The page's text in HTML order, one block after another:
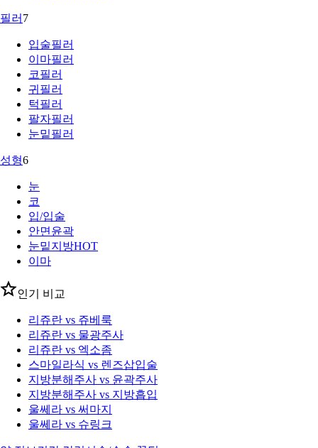
필러 7
입술필러
이마필러
코필러
귀필러
턱필러
팔자필러
눈밑필러
성형6
눈
코
입/입술
안면윤곽
눈밑지방HOT
이마
인기 비교
리쥬란 vs 쥬베룩
리쥬란 vs 물광주사
리쥬란 vs 엑소좀
스마일라식 vs 렌즈삽입술
지방분해주사 vs 윤곽주사
지방분해주사 vs 지방흡입
울쎄라 vs 써마지
울쎄라 vs 슈링크